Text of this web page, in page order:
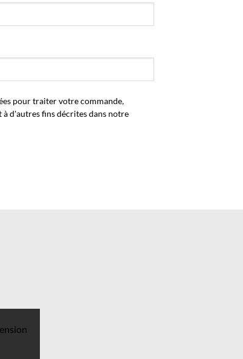
pour traiter votre commande,
d'autres fins décrites dans notre